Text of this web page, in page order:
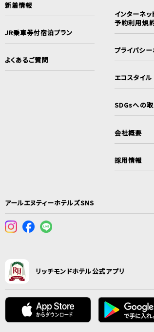
新着情報
JR乗車券付宿泊プラン
よくあるご質問
インターネッ
予約利用規
プライバシ
エコスタイル
SDGsへの
会社概要
採用情報
アールエヌティーホテルズSNS
リッチモンドホテル公式アプリ